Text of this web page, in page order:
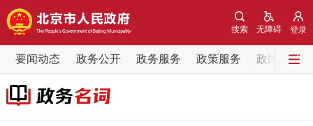
登录
无障碍
搜索
要闻动态 政务公开 政务服务 政策服务 政民互动
要闻动态
党中央精神